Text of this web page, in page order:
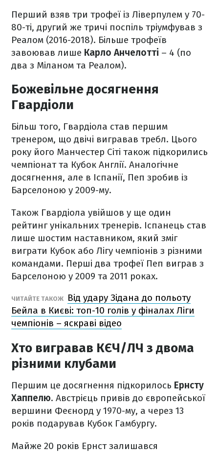
Перший взяв три трофеї із Ліверпулем у 70-
80-ті, другий же тричі поспіль тріумфував з
Реалом (2016-2018). Більше трофеїв
завоював лише Карло Анчелотті – 4 (по
два з Міланом та Реалом).
Божевільне досягнення
Гвардіоли
Більш того, Гвардіола став першим
тренером, що двічі вигравав требл. Цього
року його Манчестер Сіті також підкорились
чемпіонат та Кубок Англії. Аналогічне
досягнення, але в Іспанії, Пеп зробив із
Барселоною у 2009-му.
Також Гвардіола увійшов у ще один
рейтинг унікальних тренерів. Іспанець став
лише шостим наставником, який зміг
виграти Кубок або Лігу чемпіонів з різними
командами. Перші два трофеї Пеп виграв з
Барселоною у 2009 та 2011 роках.
ЧИТАЙТЕ ТАКОЖ
Від удару Зідана до польоту
Бейла в Києві: топ-10 голів у фіналах Ліги
чемпіонів – яскраві відео
Хто вигравав КЄЧ/ЛЧ з двома
різними клубами
Першим це досягнення підкорилось Ернсту
Хаппелю. Австрієць привів до європейської
вершини Феєнорд у 1970-му, а через 13
років подарував Кубок Гамбургу.
Майже 20 років Ернст залишався